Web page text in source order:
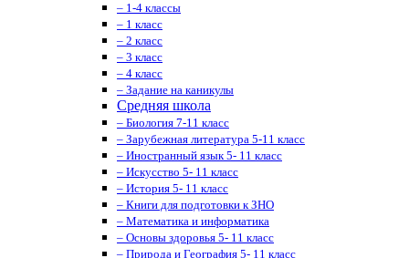
– 1-4 классы
– 1 класс
– 2 класс
– 3 класс
– 4 класс
– Задание на каникулы
Средняя школа
– Биология 7-11 класс
– Зарубежная литература 5-11 класс
– Иностранный язык 5- 11 класс
– Искусство 5- 11 класс
– История 5- 11 класс
– Книги для подготовки к ЗНО
– Математика и информатика
– Основы здоровья 5- 11 класс
– Природа и География 5- 11 класс